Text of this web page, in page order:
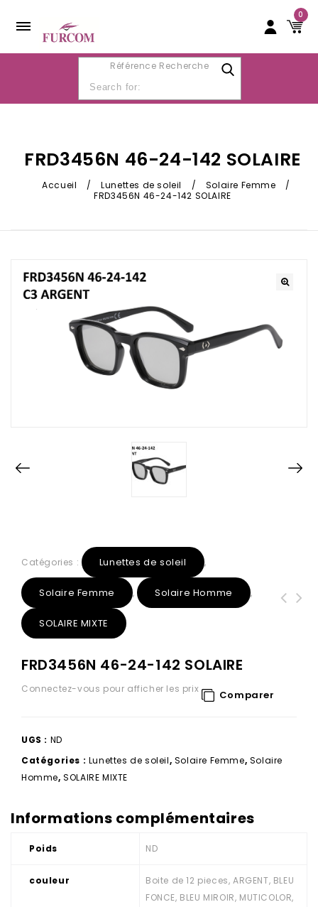
0
Référence Recherche
FRD3456N 46-24-142 SOLAIRE
Accueil / Lunettes de soleil / Solaire Femme
/
FRD3456N 46-24-142 SOLAIRE
Catégories : Lunettes de soleil ,
Solaire Femme , Solaire Homme ,
SOLAIRE MIXTE
FRD3456N 46-24-142 SOLAIRE
Connectez-vous pour afficher les prix Comparer
UGS : ND
Catégories : Lunettes de soleil, Solaire Femme, Solaire
Homme,SOLAIRE MIXTE
Informations complémentaires
Poids ND
couleur
Boite de 12 pieces, ARGENT, BLEU
FONCE, BLEU MIROIR, MUTICOLOR,